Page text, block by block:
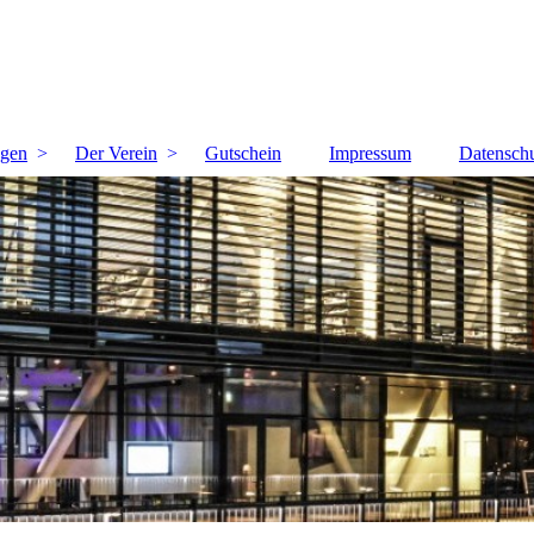
Der Verein Gutschein Impressum